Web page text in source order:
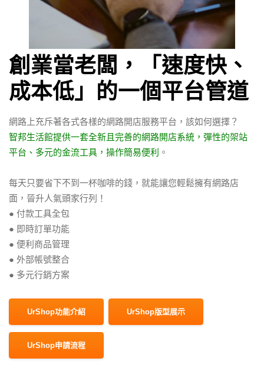
創業當老闆，「速度快、
成本低」的一個平台管道
網路上充斥著各式各樣的網路開店服務平台，該如何選擇？
智邦生活館提供一套全新且完善的網路開店系統，彈性的架站
平台、多元的金流工具，操作簡易便利 。
每天只要省下不到一杯咖啡的錢，就能讓您輕鬆擁有網路店
面，晉升人氣頭家行列！
● 付款工具全包
● 即時訂單功能
● 便利商品管理
● 外部帳號整合
● 多元行銷方案
UrShop功能介紹 UrShop版型展示
UrShop申請流程